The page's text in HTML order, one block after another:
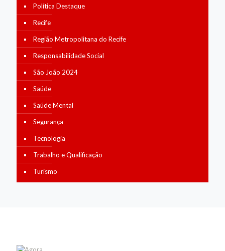
Política Destaque
Recife
Região Metropolitana do Recife
Responsabilidade Social
São João 2024
Saúde
Saúde Mental
Segurança
Tecnologia
Trabalho e Qualificação
Turismo